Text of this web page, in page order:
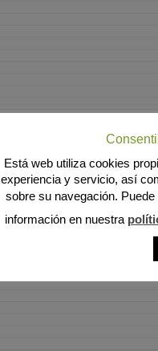
Está web utiliza cookies
experiencia y servicio, así
sobre su navegación.
información en nuestra